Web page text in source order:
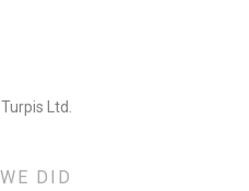
Ltd.
DID